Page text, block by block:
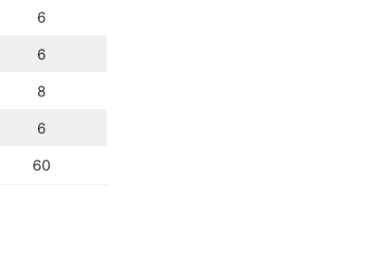
6
6
8
6
60